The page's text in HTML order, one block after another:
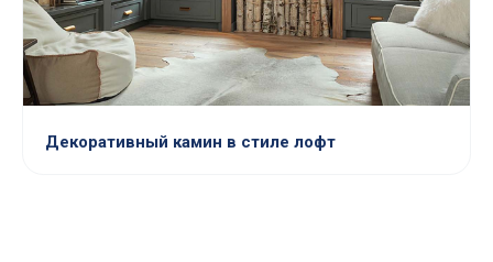
Декоративный камин в стиле лофт